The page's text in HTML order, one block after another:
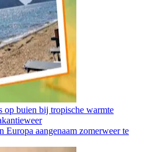
op buien bij tropische warmte
Europa aangenaam zomerweer te